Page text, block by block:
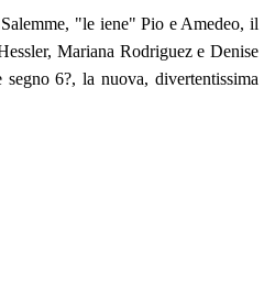
"le iene" Pio e Amedeo, il
Mariana Rodriguez e Denise
6?, la nuova, divertentissima